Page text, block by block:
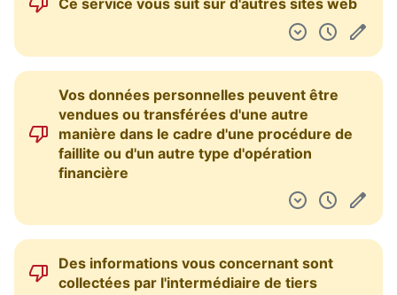
Ce service vous suit sur d'autres sites web
Vos données personnelles peuvent être
vendues ou transférées d'une autre
manière dans le cadre d'une procédure de
faillite ou d'un autre type d'opération
financière
Des informations vous concernant sont
collectées par l'intermédiaire de tiers